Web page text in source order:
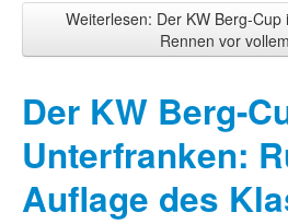
Weiterlesen: Der KW Berg-
Rennen vor
Der KW Berg-
Unterfranken:
Auflage des